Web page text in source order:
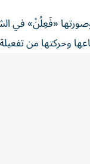
«فَعِلُنْ» في
وحركتها من